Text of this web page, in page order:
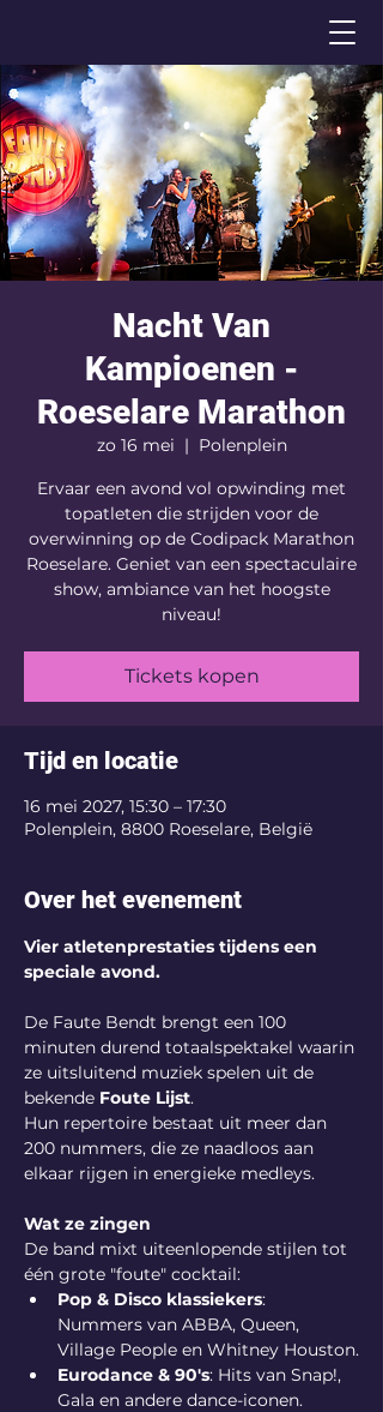
Nacht Van
Kampioenen -
Roeselare Marathon
zo 16 mei
  |
Polenplein
Ervaar een avond vol opwinding met
topatleten die strijden voor de
overwinning op de Codipack Marathon
Roeselare. Geniet van een spectaculaire
show, ambiance van het hoogste
niveau!
Tickets kopen
Tijd en locatie
16 mei 2027, 15:30 – 17:30
Polenplein, 8800 Roeselare, België
Over het evenement
Vier atletenprestaties tijdens een
speciale avond.
De Faute Bendt brengt een 100
minuten durend totaalspektakel waarin
ze uitsluitend muziek spelen uit de
bekende Foute Lijst.
Hun repertoire bestaat uit meer dan
200 nummers, die ze naadloos aan
elkaar rijgen in energieke medleys.
Wat ze zingen
De band mixt uiteenlopende stijlen tot
één grote "foute" cocktail:
Pop & Disco klassiekers:
Nummers van ABBA, Queen,
Village People en Whitney Houston.
Eurodance & 90's: Hits van Snap!,
Gala en andere dance-iconen.